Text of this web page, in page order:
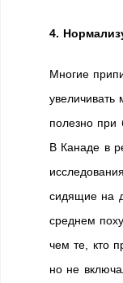
4.
Многие
полезно при
В Канаде в
сидящие на
среднем
чем те, кто
но не